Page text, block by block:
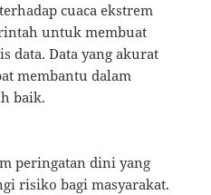
cuaca ekstrem
untuk membuat
data. Data yang akurat
membantu dalam
baik.
peringatan dini yang
risiko bagi masyarakat.